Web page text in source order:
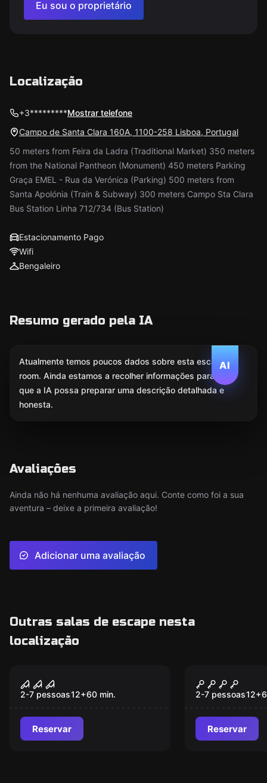
Eu sou o proprietário
Localização
+3*********Mostrar telefone
Campo de Santa Clara 160A, 1100-258 Lisboa, Portugal
50 meters from Feira da Ladra (Traditional Market) 350 meters
from the National Pantheon (Monument) 450 meters Parking
Graça EMEL - Rua da Verónica (Parking) 500 meters from
Santa Apolónia (Train & Subway) 300 meters Campo Sta Clara
Bus Station Linha 712/734 (Bus Station)
Estacionamento Pago
Wifi
Bengaleiro
Resumo gerado pela IA
AI
Atualmente temos poucos dados sobre esta escape
room. Ainda estamos a recolher informações para
que a IA possa preparar uma descrição detalhada e
honesta.
Avaliações
Ainda não há nenhuma avaliação aqui. Conte como foi a sua
aventura – deixe a primeira avaliação!
Adicionar uma avaliação
Outras salas de escape nesta
localização
Toymaker
2-7 pessoas12+60 min.
Reservar
Orient
2-7 pessoas12+
Reservar